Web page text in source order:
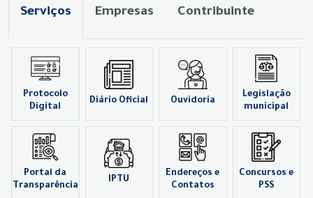
Serviços Empresas Contribuinte
Protocolo
Digital
Diário Oficial Ouvidoria
Legislação
municipal
Portal da
Transparência
IPTU
Endereços e
Contatos
Concursos e
PSS